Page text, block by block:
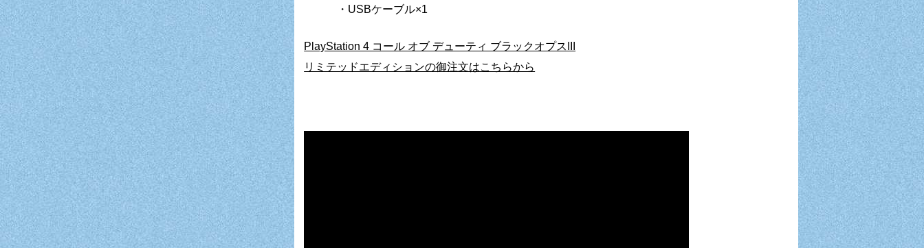
・USBケーブル×1
PlayStation 4 コール オブ デューティ ブラックオプスIII
リミテッドエディションの御注文はこちらから
表
示